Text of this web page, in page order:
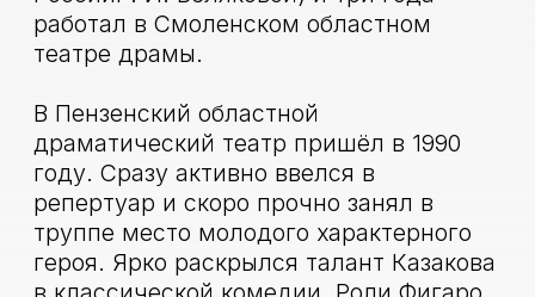
В 2005 году Казакову С.В. было
присвоено почётное звание
«Заслуженный артист России»
художественным руководителем
Пензенского областного
драматического театра.
Является президентом
Международного фестиваля
региональных театров России и стран
СНГ «Театральный дивертисмент»,
проходящего в Израиле с 2011 года.
Член Общественной палаты